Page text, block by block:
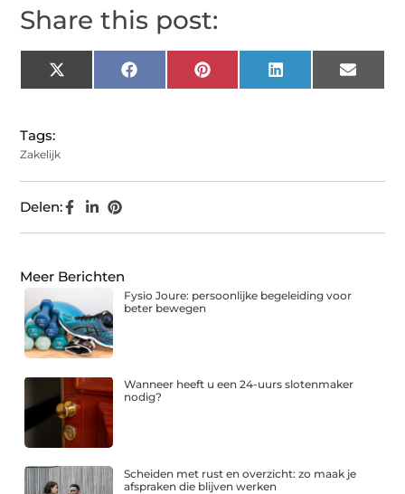
Share this post:
X
(Twitter)
Facebook Pinterest LinkedIn Email
Tags:
Zakelijk
Delen:
Meer Berichten
Fysio Joure: persoonlijke begeleiding voor
beter bewegen
Wanneer heeft u een 24-uurs slotenmaker
nodig?
Scheiden met rust en overzicht: zo maak je
afspraken die blijven werken